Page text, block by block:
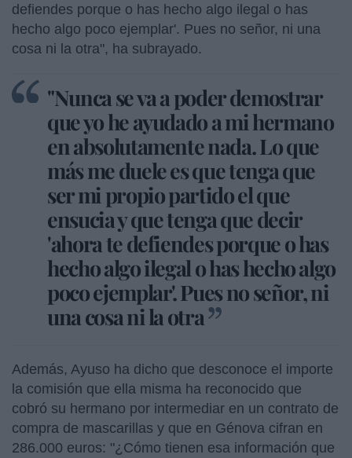
defiendes porque o has hecho algo ilegal o has
hecho algo poco ejemplar'. Pues no señor, ni una
cosa ni la otra", ha subrayado.
"Nunca se va a poder demostrar
que yo he ayudado a mi hermano
en absolutamente nada. Lo que
más me duele es que tenga que
ser mi propio partido el que
ensucia y que tenga que decir
'ahora te defiendes porque o has
hecho algo ilegal o has hecho algo
poco ejemplar'. Pues no señor, ni
una cosa ni la otra
Además, Ayuso ha dicho que desconoce el importe
la comisión que ella misma ha reconocido que
cobró su hermano por intermediar en un contrato de
compra de mascarillas y que en Génova cifran en
286.000 euros: "¿Cómo tienen esa información que